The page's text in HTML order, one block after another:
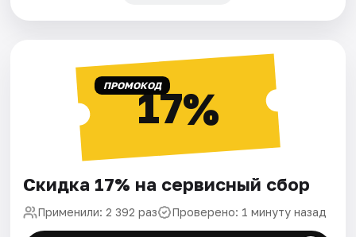
ПРОМОКОД17%
Скидка 17% на сервисный сбор
Применили: 2 392 раз Проверено: 1 минуту назад